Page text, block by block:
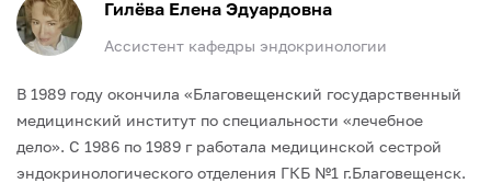
Гилёва Елена Эдуардовна
Ассистент кафедры эндокринологии
В 1989 году окончила «Благовещенский государственный
медицинский институт по специальности «лечебное
дело». С 1986 по 1989 г работала медицинской сестрой
эндокринологического отделения ГКБ №1 г.Благовещенск.